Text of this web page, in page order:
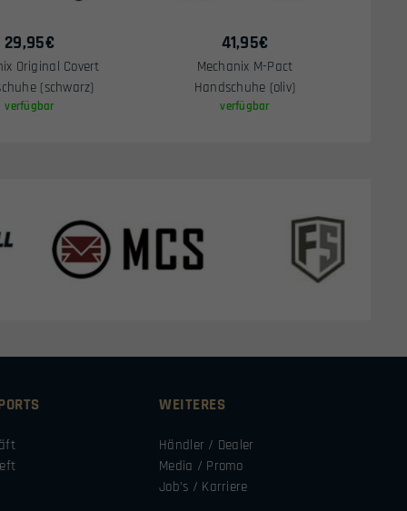
29,95€
Original Covert
(schwarz)
verfügbar
41,95€
Mechanix M-Pact
Handschuhe (oliv)
verfügbar
WEITERES
Händler / Dealer
Media / Promo
Job’s / Karriere